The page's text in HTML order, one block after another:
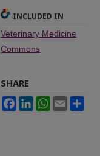
INCLUDED IN
Veterinary Medicine
Commons
SHARE
FacebookLinkedInWhatsApp
Email